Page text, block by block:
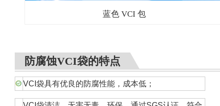
蓝色 VCI 包
防腐蚀VCI袋的特点
VCI袋具有优良的防腐性能，成本低；